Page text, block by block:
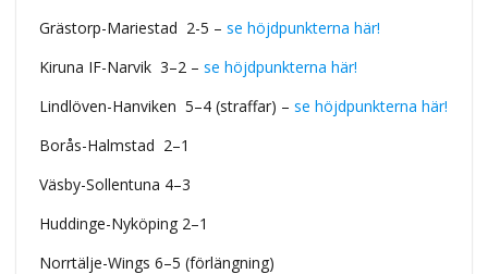
Grästorp-Mariestad 2-5 – se höjdpunkterna här!
Kiruna IF-Narvik 3–2 – se höjdpunkterna här!
Lindlöven-Hanviken 5–4 (straffar) – se höjdpunkterna här!
Borås-Halmstad 2–1
Väsby-Sollentuna 4–3
Huddinge-Nyköping 2–1
Norrtälje-Wings 6–5 (förlängning)